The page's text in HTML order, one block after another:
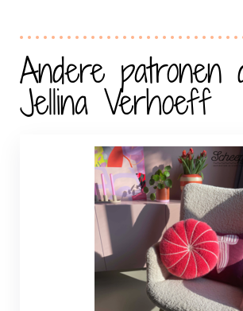
Andere patronen
Jellina Verhoeff